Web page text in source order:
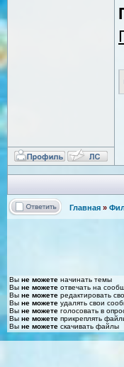
Главная »
Вы не можете начинать темы
Вы не можете отвечать на
Вы не можете редактировать
Вы не можете удалять свои
Вы не можете голосовать в
Вы не можете прикреплять
Вы не можете скачивать файлы